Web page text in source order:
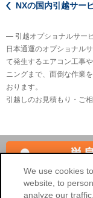
NXの国内引越サー
― 引越オプショナルサー
日本通運のオプショナル
て発生するエアコン工事
ニングまで、面倒な作業
おります。
引越しのお見積もり・ご
単
海外へのお引越し
We use cookies
website, to
analyze our